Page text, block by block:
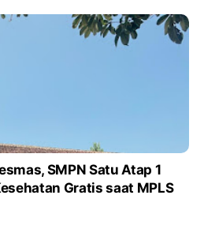
SMPN Satu Atap 1
Gratis saat MPLS